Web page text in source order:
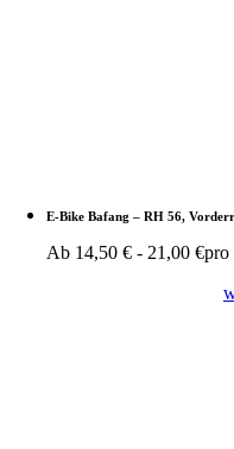
E-Bike Bafang – RH 56,
Ab 14,50€ - 21,00€pro